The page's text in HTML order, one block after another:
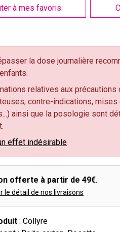
à mes favoris
la dose journalière
relatives aux précautions
contre-indications,
ainsi que la posologie sont
effet indésirable
offerte à partir de 49€.
le détail de nos livraisons
: Collyre